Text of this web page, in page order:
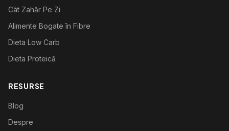
Cât Zahăr Pe Zi
Alimente Bogate în Fibre
Dieta Low Carb
Dieta Proteică
RESURSE
Blog
Despre